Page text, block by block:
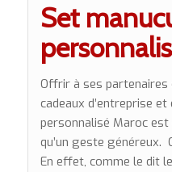
Set
Offrir à ses partenaires
cadeaux d’entreprise
personnalisé Maroc est
qu’un geste généreux.
En effet, comme le dit